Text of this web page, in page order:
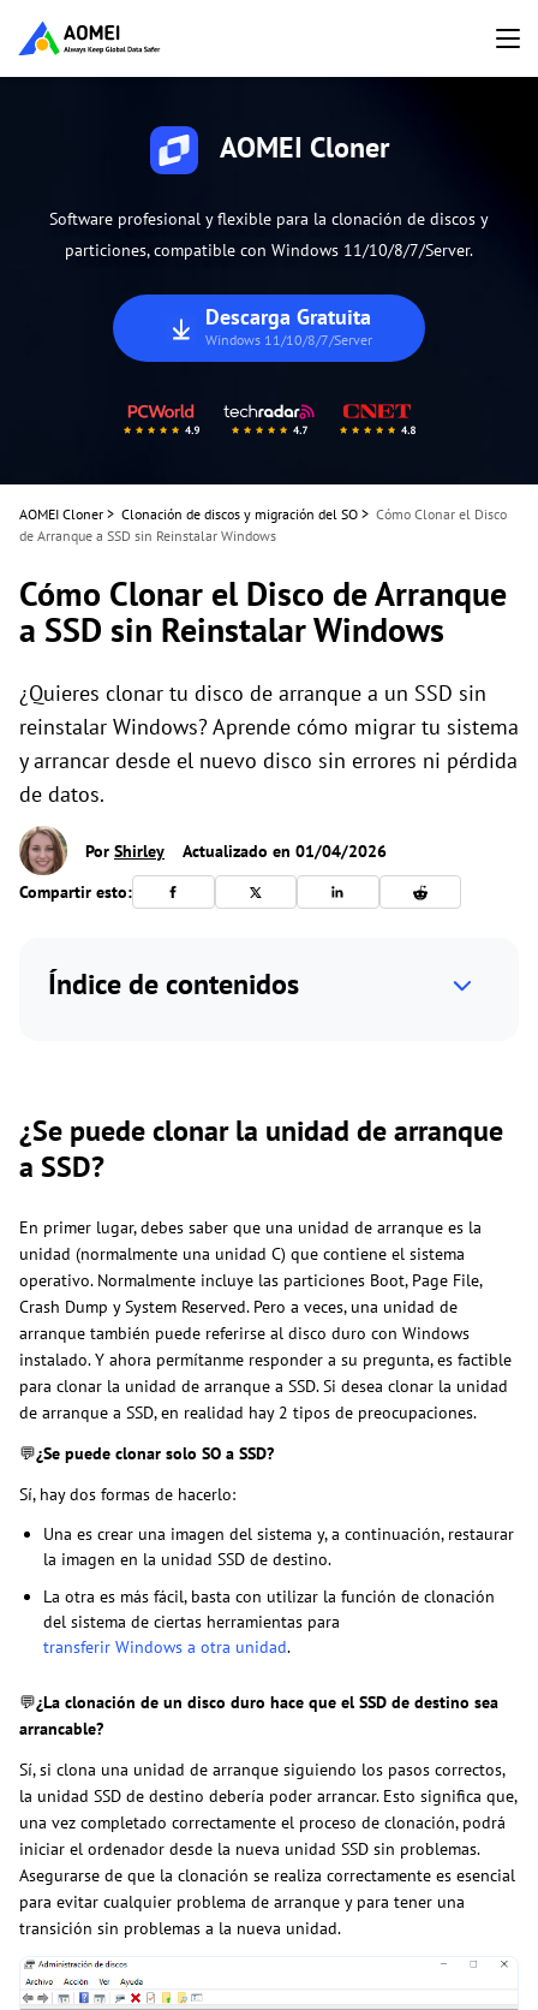
AOMEI Cloner
Software profesional y flexible para la clonación de discos y
particiones, compatible con Windows 11/10/8/7/Server.
Descarga Gratuita
Windows 11/10/8/7/Server
AOMEI Cloner > Clonación de discos y migración del SO > Cómo Clonar el Disco
de Arranque a SSD sin Reinstalar Windows
Cómo Clonar el Disco de Arranque
a SSD sin Reinstalar Windows
¿Quieres clonar tu disco de arranque a un SSD sin
reinstalar Windows? Aprende cómo migrar tu sistema
y arrancar desde el nuevo disco sin errores ni pérdida
de datos.
Por Shirley
Actualizado en 01/04/2026
Compartir esto:
Índice de contenidos
¿Se puede clonar la unidad de arranque
a SSD?
En primer lugar, debes saber que una unidad de arranque es la
unidad (normalmente una unidad C) que contiene el sistema
operativo. Normalmente incluye las particiones Boot, Page File,
Crash Dump y System Reserved. Pero a veces, una unidad de
arranque también puede referirse al disco duro con Windows
instalado. Y ahora permítanme responder a su pregunta, es factible
para clonar la unidad de arranque a SSD. Si desea clonar la unidad
de arranque a SSD, en realidad hay 2 tipos de preocupaciones.
💬¿Se puede clonar solo SO a SSD?
Sí, hay dos formas de hacerlo:
Una es crear una imagen del sistema y, a continuación, restaurar
la imagen en la unidad SSD de destino.
La otra es más fácil, basta con utilizar la función de clonación
del sistema de ciertas herramientas para
transferir Windows a otra unidad.
💬¿La clonación de un disco duro hace que el SSD de destino sea
arrancable?
Sí, si clona una unidad de arranque siguiendo los pasos correctos,
la unidad SSD de destino debería poder arrancar. Esto significa que,
una vez completado correctamente el proceso de clonación, podrá
iniciar el ordenador desde la nueva unidad SSD sin problemas.
Asegurarse de que la clonación se realiza correctamente es esencial
para evitar cualquier problema de arranque y para tener una
transición sin problemas a la nueva unidad.